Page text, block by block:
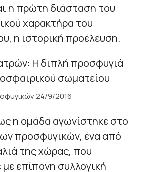
η πρώτη διάσταση του
χαρακτήρα του
η ιστορική προέλευση.
24/9/2016
η ομάδα αγωνίστηκε στο
προσφυγικών, ένα από
της χώρας, που
επίπονη συλλογική